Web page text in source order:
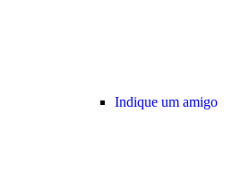
Indique um amigo